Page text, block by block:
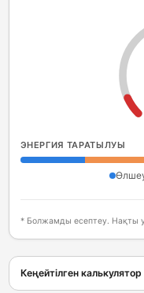
ЭНЕРГИЯ ТАРАТЫЛУЫ
* Болжамды есептеу. Нақты
Кеңейтілген калькулятор